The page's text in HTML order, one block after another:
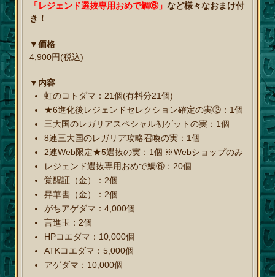
「レジェンド選抜専用おめで鯛⑥」など様々なおまけ付
き！
▼価格
4,900円(税込)
▼内容
虹のコトダマ：21個(有料分21個)
★6進化後レジェンドセレクション確定の実⑬：1個
三大国のレガリアスペシャル初ゲットの実：1個
8連三大国のレガリア攻略召喚の実：1個
2連Web限定★5選抜の実：1個 ※Webショップのみ
レジェンド選抜専用おめで鯛⑥：20個
覚醒証（金）：2個
昇華書（金）：2個
がちアゲダマ：4,000個
言進玉：2個
HPコエダマ：10,000個
ATKコエダマ：5,000個
アゲダマ：10,000個